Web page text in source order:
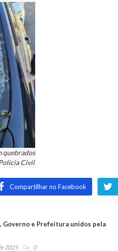
quebrados
Civil
Compartilhar no Facebook
Governo e Prefeitura unidos pela
2025 0